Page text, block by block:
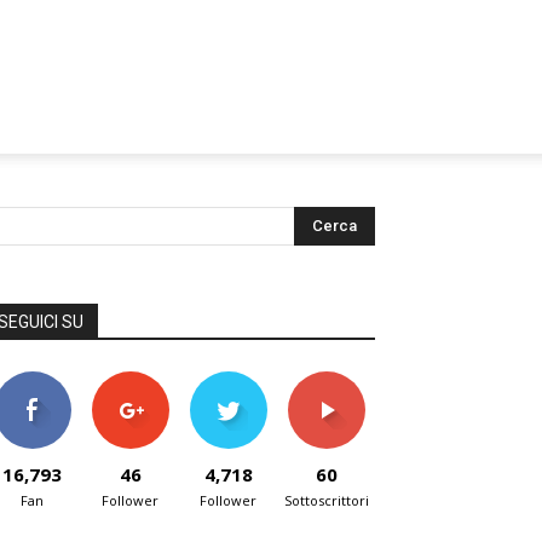
SU
16,793
Fan
46
Follower
4,718
Follower
60
Sottoscrittori